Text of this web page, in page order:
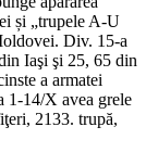
și „trupele A-U
Div. 15-a
Iaşi şi 25, 65 din
a armatei
1-14/X avea grele
2133. trupă,